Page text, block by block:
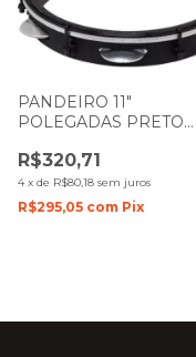
PANDEIRO 11"
POLEGADAS PRETO
PELE TRANSPARENTE
CONTEMPORANEA
R$320,71
4 x de R$80,18 sem juros
R$295,05 com Pix